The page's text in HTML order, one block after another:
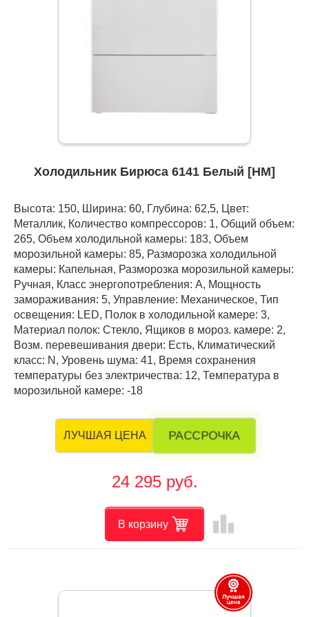
Холодильник Бирюса 6141 Белый [НМ]
Высота: 150, Ширина: 60, Глубина: 62,5, Цвет:
Металлик, Количество компрессоров: 1, Общий объем:
265, Объем холодильной камеры: 183, Объем
морозильной камеры: 85, Разморозка холодильной
камеры: Капельная, Разморозка морозильной камеры:
Ручная, Класс энергопотребления: А, Мощность
замораживания: 5, Управление: Механическое, Тип
освещения: LED, Полок в холодильной камере: 3,
Материал полок: Стекло, Ящиков в мороз. камере: 2,
Возм. перевешивания двери: Есть, Климатический
класс: N, Уровень шума: 41, Время сохранения
температуры без электричества: 12, Температура в
морозильной камере: -18
ЛУЧШАЯ ЦЕНА РАССРОЧКА
24 295 руб.
В корзину leaderboard